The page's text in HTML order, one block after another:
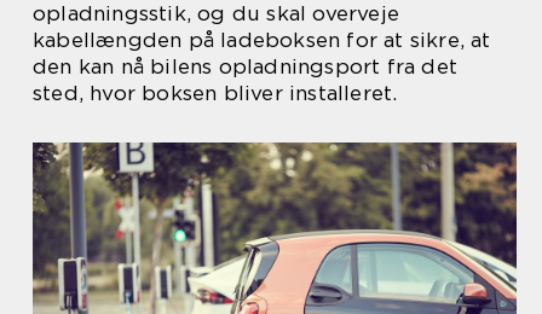
opladningsstik, og du skal overveje
kabellængden på ladeboksen for at sikre, at
den kan nå bilens opladningsport fra det
sted, hvor boksen bliver installeret.